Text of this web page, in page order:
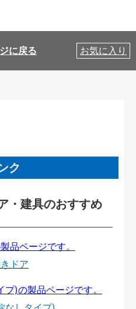
に戻る お気に入り
ク
・建具のおすすめ
ドア